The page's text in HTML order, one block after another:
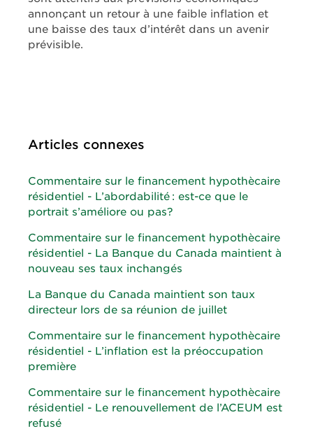
annonçant un retour à une faible inflation et
une baisse des taux d’intérêt dans un avenir
prévisible.
Articles connexes
Commentaire sur le financement hypothècaire
résidentiel - L’abordabilité : est-ce que le
portrait s’améliore ou pas?
Commentaire sur le financement hypothècaire
résidentiel - La Banque du Canada maintient à
nouveau ses taux inchangés
La Banque du Canada maintient son taux
directeur lors de sa réunion de juillet
Commentaire sur le financement hypothècaire
résidentiel - L’inflation est la préoccupation
première
Commentaire sur le financement hypothècaire
résidentiel - Le renouvellement de l’ACEUM est
refusé